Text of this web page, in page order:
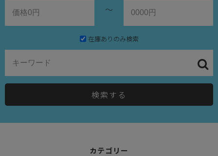
～
在庫ありのみ検索
検索する
カテゴリー